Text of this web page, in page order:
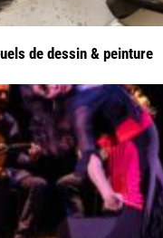
de dessin & peinture